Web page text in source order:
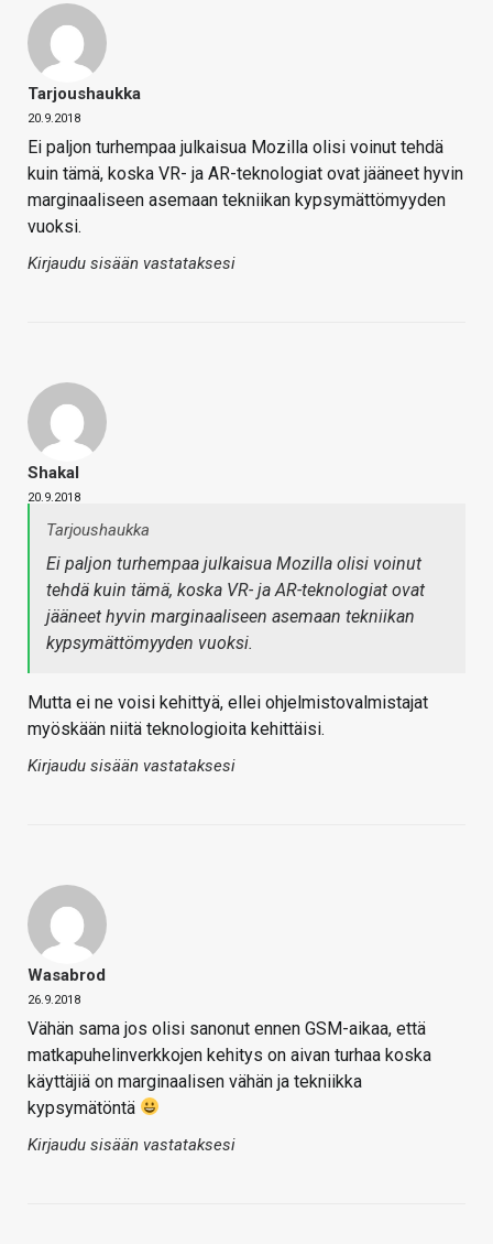
Tarjoushaukka
20.9.2018
Ei paljon turhempaa julkaisua Mozilla olisi voinut tehdä
kuin tämä, koska VR- ja AR-teknologiat ovat jääneet hyvin
marginaaliseen asemaan tekniikan kypsymättömyyden
vuoksi.
Kirjaudu sisään vastataksesi
Shakal
20.9.2018
Tarjoushaukka
Ei paljon turhempaa julkaisua Mozilla olisi voinut
tehdä kuin tämä, koska VR- ja AR-teknologiat ovat
jääneet hyvin marginaaliseen asemaan tekniikan
kypsymättömyyden vuoksi.
Mutta ei ne voisi kehittyä, ellei ohjelmistovalmistajat
myöskään niitä teknologioita kehittäisi.
Kirjaudu sisään vastataksesi
Wasabrod
26.9.2018
Vähän sama jos olisi sanonut ennen GSM-aikaa, että
matkapuhelinverkkojen kehitys on aivan turhaa koska
käyttäjiä on marginaalisen vähän ja tekniikka
kypsymätöntä
Kirjaudu sisään vastataksesi